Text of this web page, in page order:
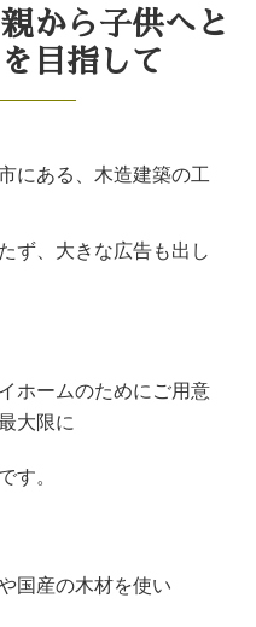
から子供へと
目指して
にある、木造建築の工
ず、大きな広告も出し
ホームのためにご用意
大限に
す。
国産の木材を使い